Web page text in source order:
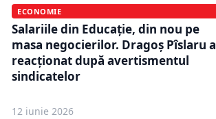
ECONOMIE
Salariile din Educație, din nou pe
masa negocierilor. Dragoș Pîslaru a
reacționat după avertismentul
sindicatelor
12 iunie 2026